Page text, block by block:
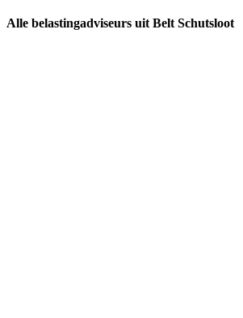
Alle belastingadviseurs uit Belt Schutsloot